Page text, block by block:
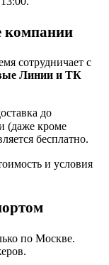
компании
сотрудничает с
Линии и ТК
до
(даже кроме
бесплатно.
и условия
по Москве.